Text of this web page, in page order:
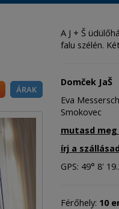
ÁRAK
A J + Š
falu szélén.
Domček JaŠ
Eva
Smokovec
mutasd
írj a
GPS: 49° 8'
Férőhely: 10